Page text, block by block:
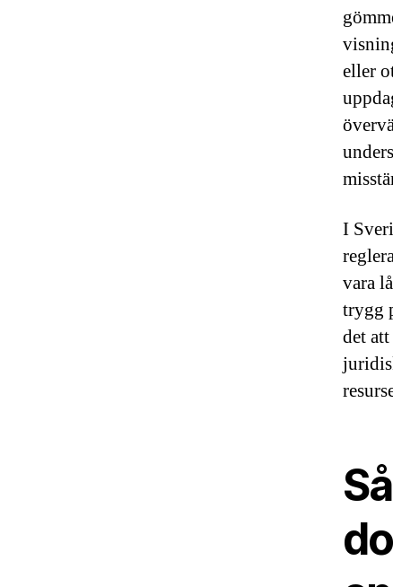
eller
I
vara
trygg
det